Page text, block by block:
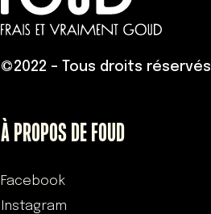
©2022 – Tous droits réservés
À PROPOS DE FOUD
Facebook
Instagram